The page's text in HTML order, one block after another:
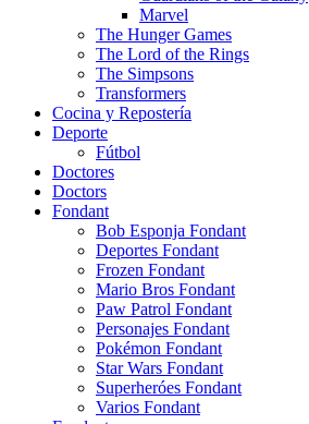
Marvel
The Hunger Games
The Lord of the Rings
The Simpsons
Transformers
Cocina y Repostería
Deporte
Fútbol
Doctores
Doctors
Fondant
Bob Esponja Fondant
Deportes Fondant
Frozen Fondant
Mario Bros Fondant
Paw Patrol Fondant
Personajes Fondant
Pokémon Fondant
Star Wars Fondant
Superheróes Fondant
Varios Fondant